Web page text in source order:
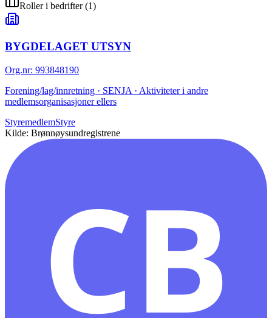
Roller i bedrifter(1)
BYGDELAGET UTSYN
Org.nr: 993848190
Forening/lag/innretning · SENJA · Aktiviteter i andre
medlemsorganisasjoner ellers
StyremedlemStyre
Kilde: Brønnøysundregistrene
CB